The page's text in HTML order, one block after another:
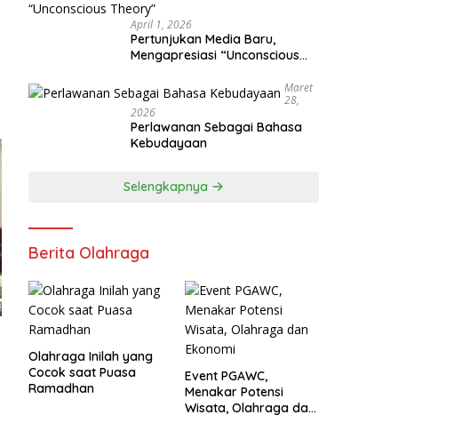
April 1, 2026
Pertunjukan Media Baru,
Mengapresiasi “Unconscious
Maret
28,
2026
Perlawanan Sebagai Bahasa
Kebudayaan
Selengkapnya
Berita Olahraga
Olahraga Inilah yang
Cocok saat Puasa
Ramadhan
Event PGAWC,
Menakar Potensi
Wisata, Olahraga dan